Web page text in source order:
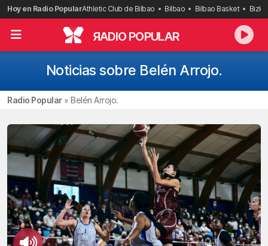
Saltar
al
contenido
Hoy en Radio PopularAthletic Club de Bilbao Bilbao Bilbao Basket
RADIO POPULAR
Noticias sobre Belén Arrojo.
Radio Popular» Belén Arrojo.